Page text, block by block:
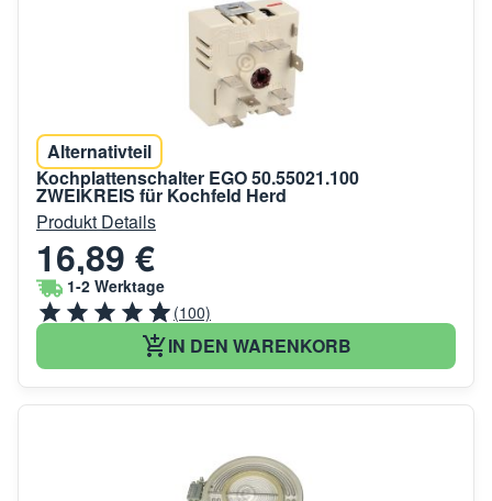
Alternativteil
Kochplattenschalter EGO 50.55021.100
ZWEIKREIS für Kochfeld Herd
Produkt Details
16,89 €
1-2 Werktage
(100)
IN DEN WARENKORB